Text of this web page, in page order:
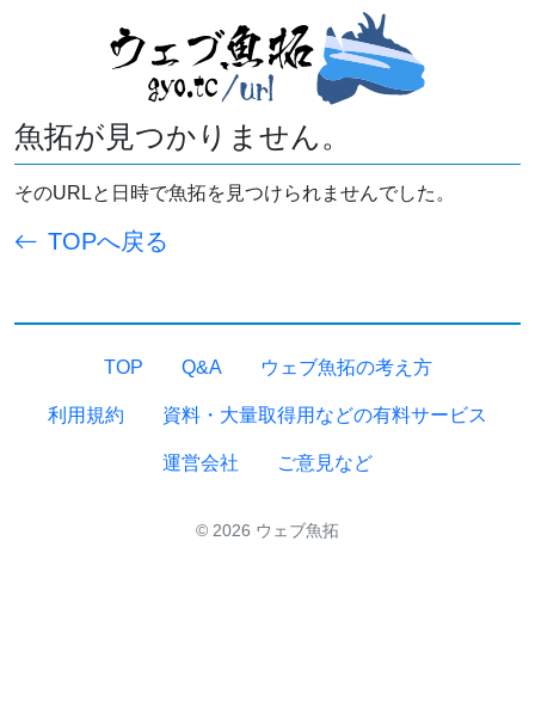
魚拓が見つかりません。
そのURLと日時で魚拓を見つけられませんでした。
TOPへ戻る
TOP Q&A ウェブ魚拓の考え方
利用規約 資料・大量取得用などの有料サービス
運営会社 ご意見など
© 2026 ウェブ魚拓